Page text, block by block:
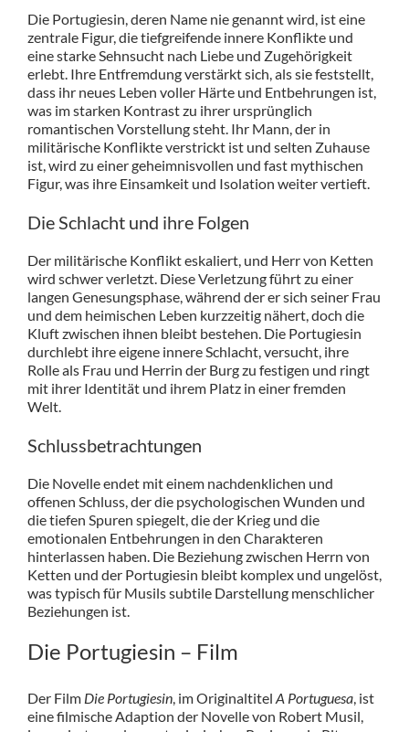
Die Portugiesin, deren Name nie genannt wird, ist eine
zentrale Figur, die tiefgreifende innere Konflikte und
eine starke Sehnsucht nach Liebe und Zugehörigkeit
erlebt. Ihre Entfremdung verstärkt sich, als sie feststellt,
dass ihr neues Leben voller Härte und Entbehrungen ist,
was im starken Kontrast zu ihrer ursprünglich
romantischen Vorstellung steht. Ihr Mann, der in
militärische Konflikte verstrickt ist und selten Zuhause
ist, wird zu einer geheimnisvollen und fast mythischen
Figur, was ihre Einsamkeit und Isolation weiter vertieft.
Die Schlacht und ihre Folgen
Der militärische Konflikt eskaliert, und Herr von Ketten
wird schwer verletzt. Diese Verletzung führt zu einer
langen Genesungsphase, während der er sich seiner Frau
und dem heimischen Leben kurzzeitig nähert, doch die
Kluft zwischen ihnen bleibt bestehen. Die Portugiesin
durchlebt ihre eigene innere Schlacht, versucht, ihre
Rolle als Frau und Herrin der Burg zu festigen und ringt
mit ihrer Identität und ihrem Platz in einer fremden
Welt.
Schlussbetrachtungen
Die Novelle endet mit einem nachdenklichen und
offenen Schluss, der die psychologischen Wunden und
die tiefen Spuren spiegelt, die der Krieg und die
emotionalen Entbehrungen in den Charakteren
hinterlassen haben. Die Beziehung zwischen Herrn von
Ketten und der Portugiesin bleibt komplex und ungelöst,
was typisch für Musils subtile Darstellung menschlicher
Beziehungen ist.
Die Portugiesin – Film
Der Film Die Portugiesin, im Originaltitel A Portuguesa, ist
eine filmische Adaption der Novelle von Robert Musil,